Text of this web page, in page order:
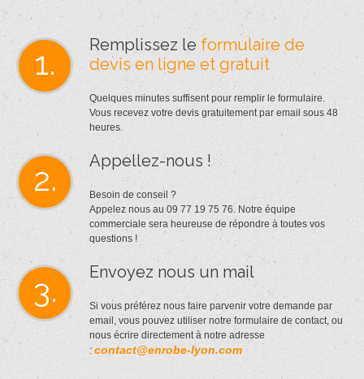
1. Remplissez le formulaire de
devis en ligne et gratuit
Quelques minutes suffisent pour remplir le formulaire.
Vous recevez votre devis gratuitement par email sous 48
heures.
2. Appellez-nous !
Besoin de conseil ?
Appelez nous au 09 77 19 75 76. Notre équipe
commerciale sera heureuse de répondre à toutes vos
questions !
3. Envoyez nous un mail
Si vous préférez nous faire parvenir votre demande par
email, vous pouvez utiliser notre formulaire de contact, ou
nous écrire directement à notre adresse
:contact@enrobe-lyon.com